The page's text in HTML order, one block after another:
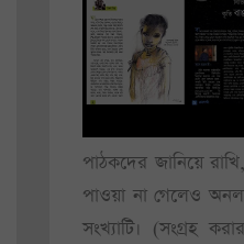
পাঠকদের জানিয়ে
পাওয়া না গেলেও
সংখ্যাটি। (সংগ্রহ